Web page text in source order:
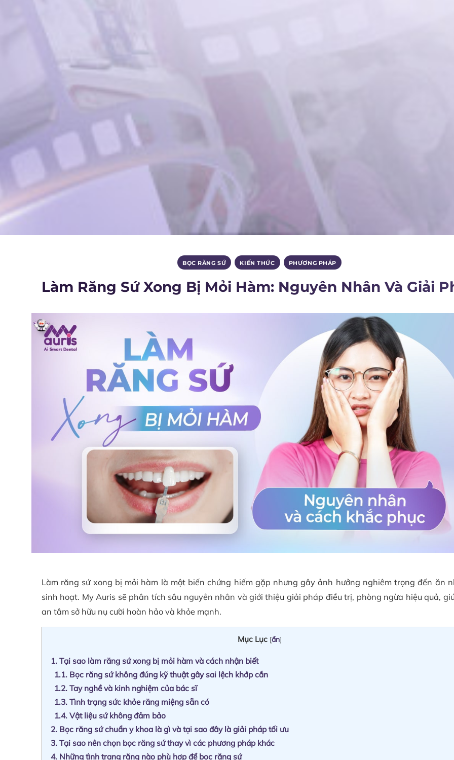
BỌC RĂNG SỨ , KIẾN THỨC , PHƯƠNG PHÁP
Làm Răng Sứ Xong Bị Mỏi Hàm: Nguyên Nhân Và Giải
Làm răng sứ xong bị mỏi hàm là một biến chứng hiếm gặp nhưng gây ảnh hưởng nghiêm trọng đến ăn
sinh hoạt. My Auris sẽ phân tích sâu nguyên nhân và giới thiệu giải pháp điều trị, phòng ngừa hiệu quả,
an tâm sở hữu nụ cười hoàn hảo và khỏe mạnh.
Mục Lục [ẩn]
1. Tại sao làm răng sứ xong bị mỏi hàm và cách nhận biết
1.1. Bọc răng sứ không đúng kỹ thuật gây sai lệch khớp cắn
1.2. Tay nghề và kinh nghiệm của bác sĩ
1.3. Tình trạng sức khỏe răng miệng sẵn có
1.4. Vật liệu sứ không đảm bảo
2. Bọc răng sứ chuẩn y khoa là gì và tại sao đây là giải pháp tối ưu
3. Tại sao nên chọn bọc răng sứ thay vì các phương pháp khác
4. Những tình trạng răng nào phù hợp để bọc răng sứ